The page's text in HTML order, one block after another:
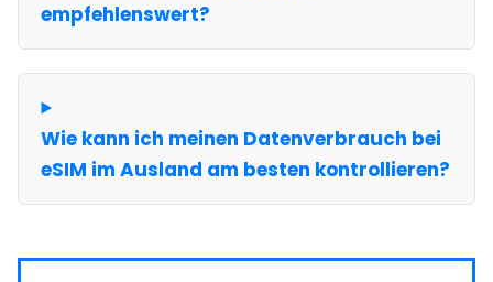
empfehlenswert?
Wie kann ich meinen Datenverbrauch bei
eSIM im Ausland am besten kontrollieren?